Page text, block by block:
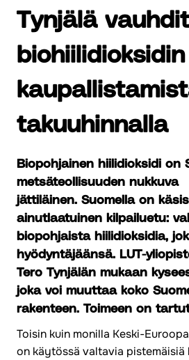
Tynjälä
biohiilidioksidin
takuuhinnalla
Biopohjainen hiilidioksidi on
metsäteollisuuden nukkuva
jättiläinen. Suomella on
ainutlaatuinen kilpailuetu:
biopohjaista hiilidioksidia,
hyödyntäjäänsä. LUT-
Tero Tynjälän mukaan
joka voi muuttaa koko
rakenteen. Toimeen on
Toisin kuin monilla Keski-
on käytössä valtavia pistemäisiä